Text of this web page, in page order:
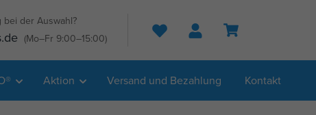
der Auswahl?
(Mo–Fr 9:00–15:00) Suche
Aktion Versand und Bezahlung Kontakt